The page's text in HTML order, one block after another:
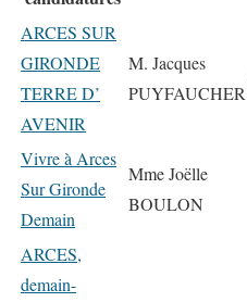
ARCES SUR
GIRONDE
TERRE D’
AVENIR
M. Jacques
PUYFAUCHER
Vivre à Arces
Sur Gironde
Demain
Mme Joëlle
BOULON
ARCES,
demain-